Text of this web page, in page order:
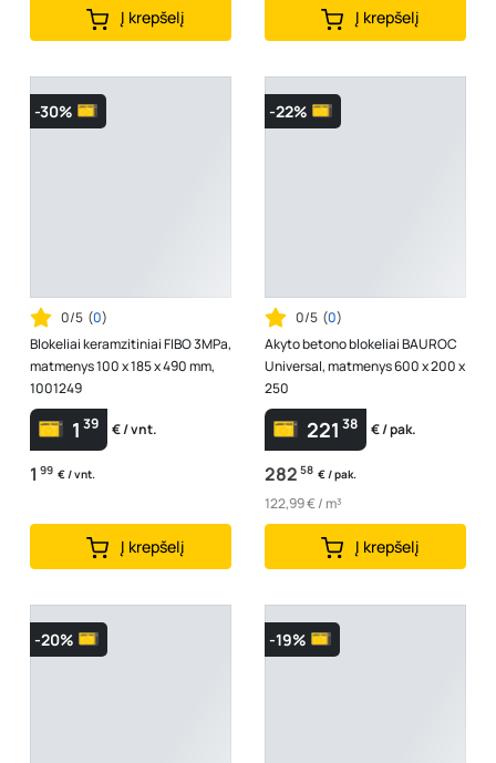
Į krepšelį Į krepšelį
-30%
0/5 (0)
Blokeliai keramzitiniai FIBO 3MPa,
matmenys 100 x 185 x 490 mm,
1001249
1 39 € / vnt.
1 99 € / vnt.
Į krepšelį
-22%
0/5 (0)
Akyto betono blokeliai BAUROC
Universal, matmenys 600 x 200 x
250
221 38 € / pak.
282 58 € / pak.
122,99 € / m³
Į krepšelį
-20% -19%